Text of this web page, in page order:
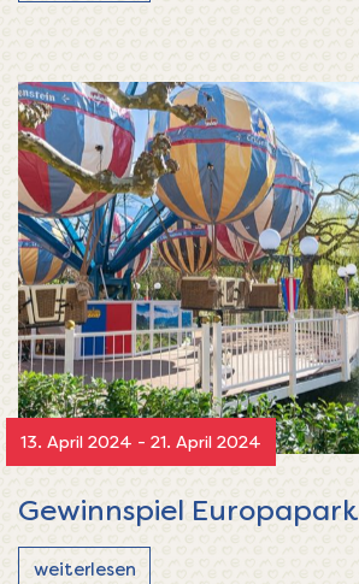
13. April 2024 - 21. April 2024
Gewinnspiel Europapark
weiterlesen